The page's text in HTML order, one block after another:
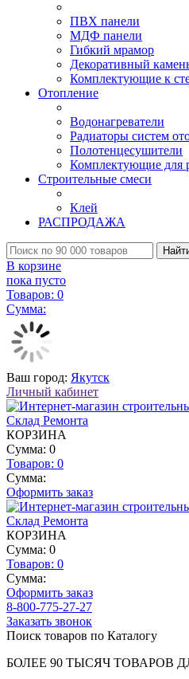
ПВХ панели
МДФ панели
Гибкий мрамор
Декоративный
Комплектующие к
Отопление
Водонагреватели
Радиаторы систем
Полотенцесушители
Комплектующие для
Строительные смеси
Клей
РАСПРОДАЖА
В корзине
пока пусто
Товаров: 0
Сумма:
Ваш город: Якутск
Личный кабинет
КОРЗИНА
Сумма: 0
Товаров: 0
Сумма:
Оформить заказ
КОРЗИНА
Сумма: 0
Товаров: 0
Сумма:
Оформить заказ
8-800-775-27-27
Заказать звонок
Поиск товаров по Каталогу
БОЛЕЕ 90 ТЫСЯЧ ТОВАРОВ